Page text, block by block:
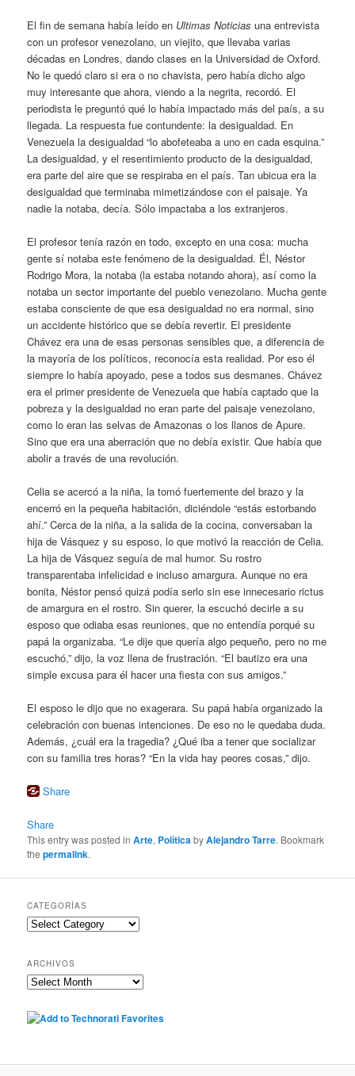
El fin de semana había leído en Ultimas Noticias una entrevista
con un profesor venezolano, un viejito, que llevaba varias
décadas en Londres, dando clases en la Universidad de Oxford.
No le quedó claro si era o no chavista, pero había dicho algo
muy interesante que ahora, viendo a la negrita, recordó. El
periodista le preguntó qué lo había impactado más del país, a su
llegada. La respuesta fue contundente: la desigualdad. En
Venezuela la desigualdad “lo abofeteaba a uno en cada esquina.”
La desigualdad, y el resentimiento producto de la desigualdad,
era parte del aire que se respiraba en el país. Tan ubicua era la
desigualdad que terminaba mimetizándose con el paisaje. Ya
nadie la notaba, decía. Sólo impactaba a los extranjeros.
El profesor tenía razón en todo, excepto en una cosa: mucha
gente sí notaba este fenómeno de la desigualdad. Él, Néstor
Rodrigo Mora, la notaba (la estaba notando ahora), así como la
notaba un sector importante del pueblo venezolano. Mucha gente
estaba consciente de que esa desigualdad no era normal, sino
un accidente histórico que se debía revertir. El presidente
Chávez era una de esas personas sensibles que, a diferencia de
la mayoría de los políticos, reconocía esta realidad. Por eso él
siempre lo había apoyado, pese a todos sus desmanes. Chávez
era el primer presidente de Venezuela que había captado que la
pobreza y la desigualdad no eran parte del paisaje venezolano,
como lo eran las selvas de Amazonas o los llanos de Apure.
Sino que era una aberración que no debía existir. Que había que
abolir a través de una revolución.
Celia se acercó a la niña, la tomó fuertemente del brazo y la
encerró en la pequeña habitación, diciéndole “estás estorbando
ahí.” Cerca de la niña, a la salida de la cocina, conversaban la
hija de Vásquez y su esposo, lo que motivó la reacción de Celia.
La hija de Vásquez seguía de mal humor. Su rostro
transparentaba infelicidad e incluso amargura. Aunque no era
bonita, Néstor pensó quizá podía serlo sin ese innecesario rictus
de amargura en el rostro. Sin querer, la escuchó decirle a su
esposo que odiaba esas reuniones, que no entendía porqué su
papá la organizaba. “Le dije que quería algo pequeño, pero no me
escuchó,” dijo, la voz llena de frustración. “El bautizo era una
simple excusa para él hacer una fiesta con sus amigos.”
El esposo le dijo que no exagerara. Su papá había organizado la
celebración con buenas intenciones. De eso no le quedaba duda.
Además, ¿cuál era la tragedia? ¿Qué iba a tener que socializar
con su familia tres horas? “En la vida hay peores cosas,” dijo.
Share
Share
This entry was posted inArte, PolíticabyAlejandro Tarre. Bookmark
thepermalink.
CATEGORÍAS
Categorías
ARCHIVOS
Archivos